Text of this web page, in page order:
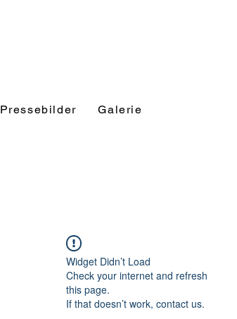
Pressebilder Galerie
Widget Didn’t Load
Check your internet and refresh
this page.
If that doesn’t work, contact us.